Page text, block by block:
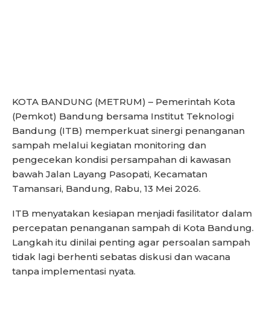
KOTA BANDUNG (METRUM) – Pemerintah Kota
(Pemkot) Bandung bersama Institut Teknologi
Bandung (ITB) memperkuat sinergi penanganan
sampah melalui kegiatan monitoring dan
pengecekan kondisi persampahan di kawasan
bawah Jalan Layang Pasopati, Kecamatan
Tamansari, Bandung, Rabu, 13 Mei 2026.
ITB menyatakan kesiapan menjadi fasilitator dalam
percepatan penanganan sampah di Kota Bandung.
Langkah itu dinilai penting agar persoalan sampah
tidak lagi berhenti sebatas diskusi dan wacana
tanpa implementasi nyata.